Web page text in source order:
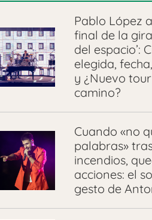
Pablo López
final de la gira
del espacio’:
elegida,
y ¿Nuevo
camino?
Cuando «no
palabras»
incendios,
acciones: el
gesto de